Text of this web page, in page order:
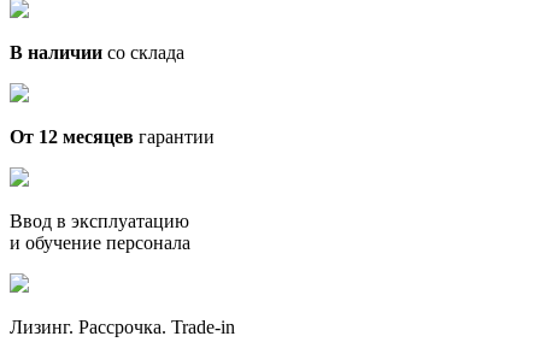
В наличии со склада
От 12 месяцев гарантии
Ввод в эксплуатацию
и обучение персонала
Лизинг. Рассрочка. Trade-in